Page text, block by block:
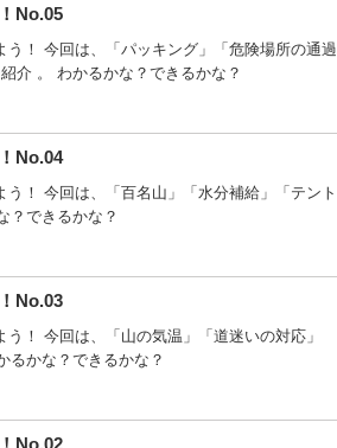
No.05
！ 今回は、「パッキング」「危険場所の通過
介 。 わかるかな？できるかな？
No.04
！ 今回は、「百名山」「水分補給」「テント
？できるかな？
No.03
！ 今回は、「山の気温」「道迷いの対応」
るかな？できるかな？
No.02